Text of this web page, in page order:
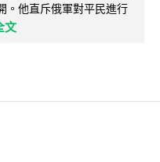
。他直斥俄軍對平民進行
文